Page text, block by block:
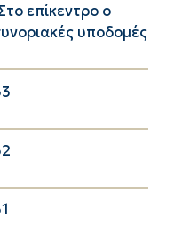
επίκεντρο ο
υποδομές